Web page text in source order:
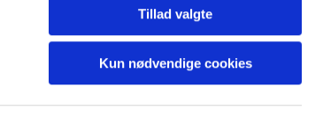
Tillad valgte
Kun nødvendige cookies